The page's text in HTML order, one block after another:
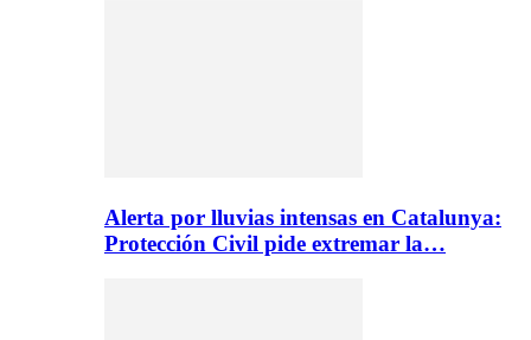
Alerta por lluvias intensas en Catalunya:
Protección Civil pide extremar la…